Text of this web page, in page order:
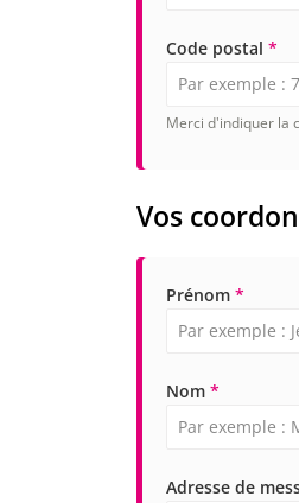
Code postal *
Merci d'indiquer la
Vos
Prénom *
Nom *
Adresse de